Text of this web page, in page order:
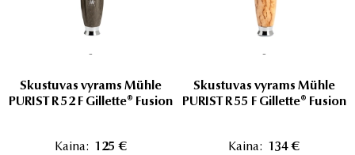
-
Skustuvas vyrams Mühle
PURIST R 52 F Gillette® Fusion
Kaina: 125 €
-
Skustuvas vyrams Mühle
PURIST R 55 F Gillette® Fusion
Kaina: 134 €